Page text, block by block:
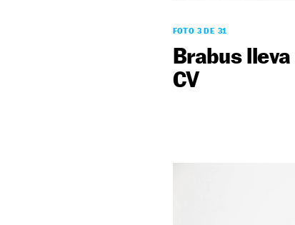
FOTO 3 DE 31
Brabus
CV